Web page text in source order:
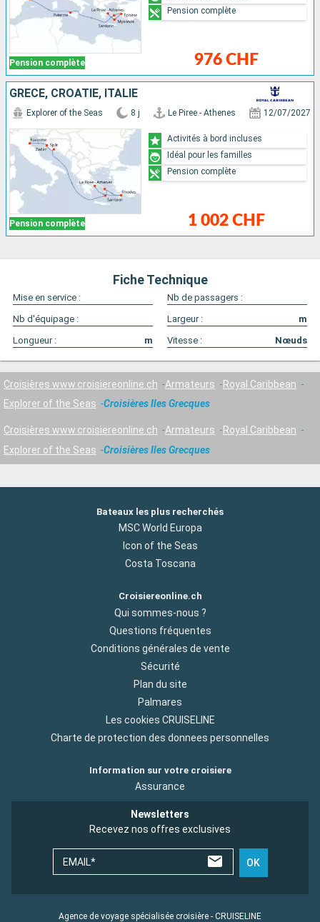
Pension complète 976 CHF
Pension complète
GRÈCE, CROATIE, ITALIE
Pension complète
Explorer of the Seas 8 j Le Piree - Athenes 12/07/2027
1 002 CHF
Activités à bord incluses
Idéal pour les familles
Pension complète
Fiche Technique
Mise en service :
Nb de passagers :
Nb d'équipage :
Largeur :
m
Longueur :
m Vitesse : Nœuds
Croisières www.croisiereonline.ch Armateurs
Royal Caribbean
Explorer of the Seas
Croisières Iles Grecques
Croisières www.croisiereonline.ch Armateurs
Royal Caribbean
Explorer of the Seas
Croisières Iles Grecques
Bateaux les plus recherchés
MSC World Europa
Icon of the Seas
Costa Toscana
Croisiereonline.ch
Qui sommes-nous ?
Questions fréquentes
Conditions générales de vente
Sécurité
Plan du site
Palmares
Les cookies CRUISELINE
Charte de protection des donnees personnelles
Information sur votre croisiere
Assurance
Newsletters
Recevez nos offres exclusives
EMAIL* OK
Agence de voyage spécialisée croisière - CRUISELINE